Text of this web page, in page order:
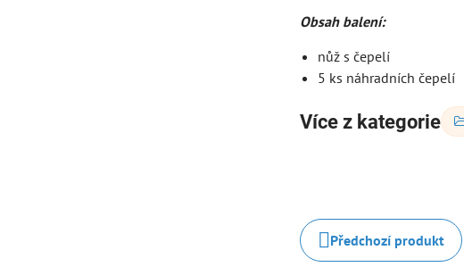
Obsah balení:
nůž s čepelí
5 ks náhradních čepelí
Více z kategorie
Předchozí produkt